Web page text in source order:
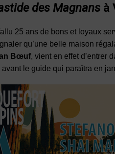
des Magnans à
fallu 25 ans de bons et loyaux
qu’une belle maison
Bœuf, vient en effet d’entrer
avant le guide qui paraîtra en